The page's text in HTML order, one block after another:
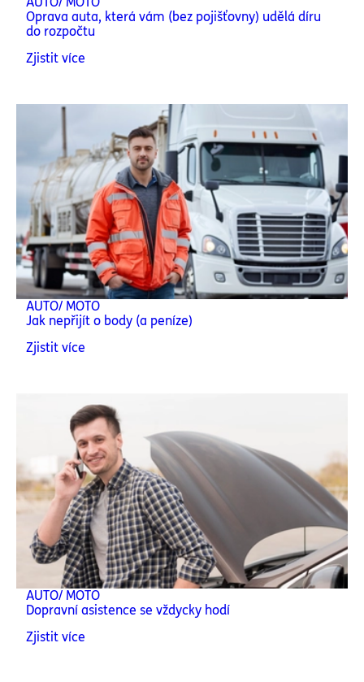
Oprava auta, která vám (bez pojišťovny) udělá díru
do rozpočtu
Zjistit více
AUTO/ MOTO
Jak nepřijít o body (a peníze)
Zjistit více
AUTO/ MOTO
Dopravní asistence se vždycky hodí
Zjistit více